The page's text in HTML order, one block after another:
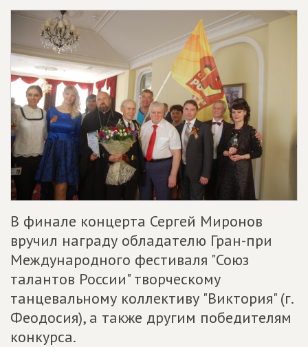
В финале концерта Сергей Миронов
вручил награду обладателю Гран-при
Международного фестиваля "Союз
талантов России" творческому
танцевальному коллективу "Виктория" (г.
Феодосия), а также другим победителям
конкурса.